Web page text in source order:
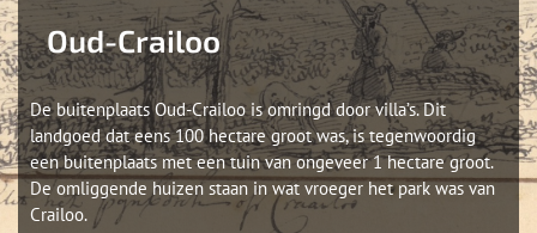
Oud-Crailoo
De buitenplaats Oud-Crailoo is omringd door villa’s. Dit
landgoed dat eens 100 hectare groot was, is tegenwoordig
een buitenplaats met een tuin van ongeveer 1 hectare groot.
De omliggende huizen staan in wat vroeger het park was van
Crailoo.